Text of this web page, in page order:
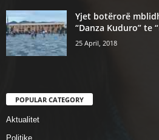
Yjet botërorë
“Danza Kuduro” te
25 April, 2018
POPULAR CATEGORY
Aktualitet
Politike